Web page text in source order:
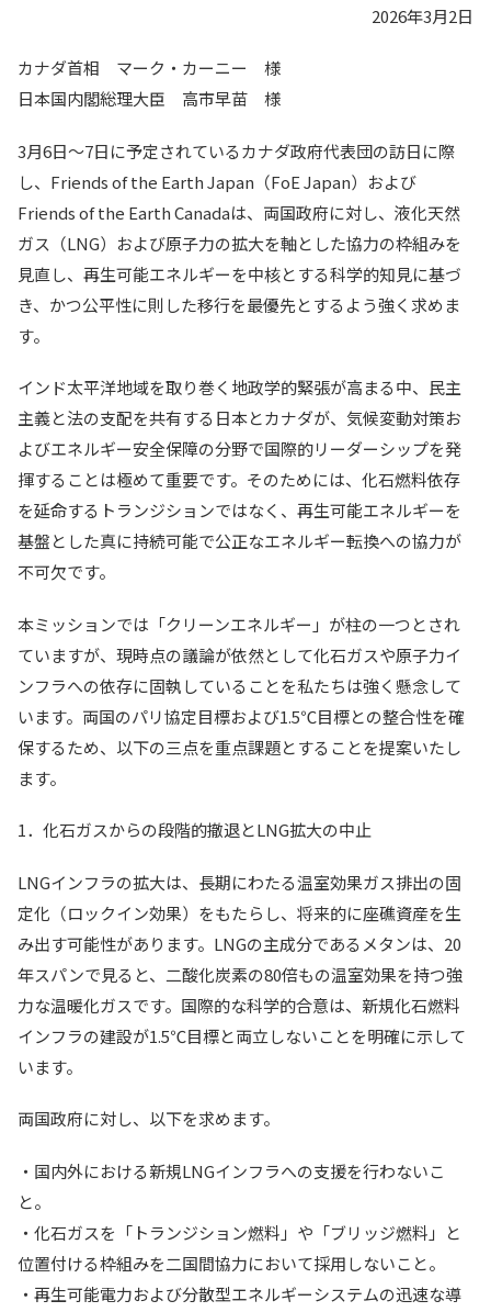
2026年3月2日
カナダ首相 マーク・カーニー 様
日本国内閣総理大臣 高市早苗 様
3月6日～7日に予定されているカナダ政府代表団の訪日に際
し、Friends of the Earth Japan（FoE Japan）および
Friends of the Earth Canadaは、両国政府に対し、液化天然
ガス（LNG）および原子力の拡大を軸とした協力の枠組みを
見直し、再生可能エネルギーを中核とする科学的知見に基づ
き、かつ公平性に則した移行を最優先とするよう強く求めま
す。
インド太平洋地域を取り巻く地政学的緊張が高まる中、民主
主義と法の支配を共有する日本とカナダが、気候変動対策お
よびエネルギー安全保障の分野で国際的リーダーシップを発
揮することは極めて重要です。そのためには、化石燃料依存
を延命するトランジションではなく、再生可能エネルギーを
基盤とした真に持続可能で公正なエネルギー転換への協力が
不可欠です。
本ミッションでは「クリーンエネルギー」が柱の一つとされ
ていますが、現時点の議論が依然として化石ガスや原子力イ
ンフラへの依存に固執していることを私たちは強く懸念して
います。両国のパリ協定目標および1.5℃目標との整合性を確
保するため、以下の三点を重点課題とすることを提案いたし
ます。
1．化石ガスからの段階的撤退とLNG拡大の中止
LNGインフラの拡大は、長期にわたる温室効果ガス排出の固
定化（ロックイン効果）をもたらし、将来的に座礁資産を生
み出す可能性があります。LNGの主成分であるメタンは、20
年スパンで見ると、二酸化炭素の80倍もの温室効果を持つ強
力な温暖化ガスです。国際的な科学的合意は、新規化石燃料
インフラの建設が1.5℃目標と両立しないことを明確に示して
います。
両国政府に対し、以下を求めます。
・国内外における新規LNGインフラへの支援を行わないこ
と。
・化石ガスを「トランジション燃料」や「ブリッジ燃料」と
位置付ける枠組みを二国間協力において採用しないこと。
・再生可能電力および分散型エネルギーシステムの迅速な導